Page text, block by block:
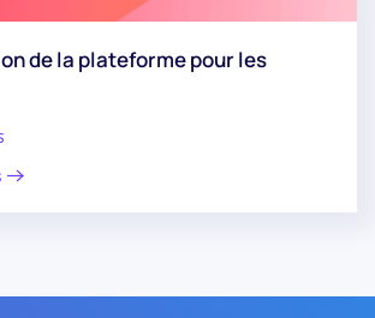
de la plateforme pour les